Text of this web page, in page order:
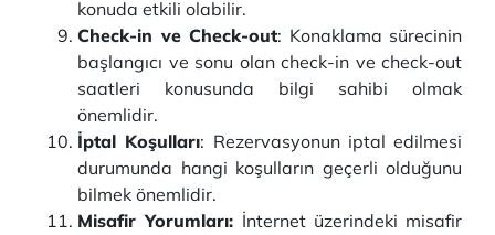
konuda etkili olabilir.
Check-in ve Check-out: Konaklama sürecinin
başlangıcı ve sonu olan check-in ve check-out
saatleri konusunda bilgi sahibi olmak
önemlidir.
İptal Koşulları: Rezervasyonun iptal edilmesi
durumunda hangi koşulların geçerli olduğunu
bilmek önemlidir.
Misafir Yorumları: İnternet üzerindeki misafir